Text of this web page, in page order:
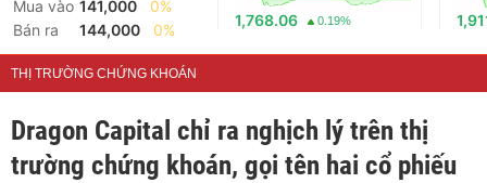
Mua vào 141,000
0%
Bán ra
144,000 0%
1,768.06 0.19%
THỊ TRƯỜNG CHỨNG KHOÁN
Dragon Capital chỉ ra nghịch lý trên thị
trường chứng khoán, gọi tên hai cổ phiếu